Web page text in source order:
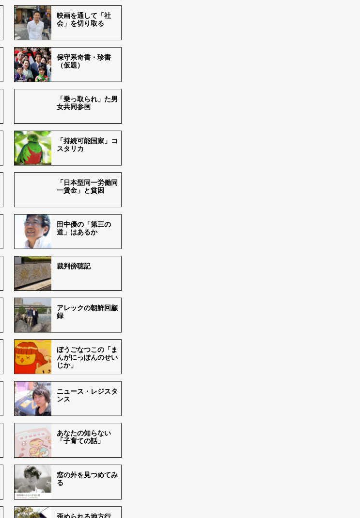
映画を通して「社
会」を切り取る
保守系奇書・珍書
（仮題）
「乗っ取られ」た男
女共同参画
「持続可能国家」コ
スタリカ
「日本型同一労働同
一賃金」と貧困
田中優の「第三の
道」はあるか
裁判傍聴記
アレックの朝鮮回顧
録
ぼうごなつこの「ま
んがにっぽんのせい
じか」
ニュース・レジスタ
ンス
あなたの知らない
「子育ての話」
窓の外を見つめてみ
る